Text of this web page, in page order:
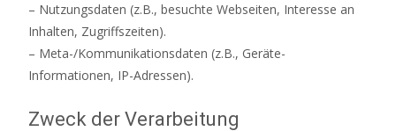
– Nutzungsdaten (z.B., besuchte Webseiten, Interesse an
Inhalten, Zugriffszeiten).
– Meta-/Kommunikationsdaten (z.B., Geräte-
Informationen, IP-Adressen).
Zweck der Verarbeitung